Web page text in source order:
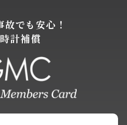
故でも安心！
計補償